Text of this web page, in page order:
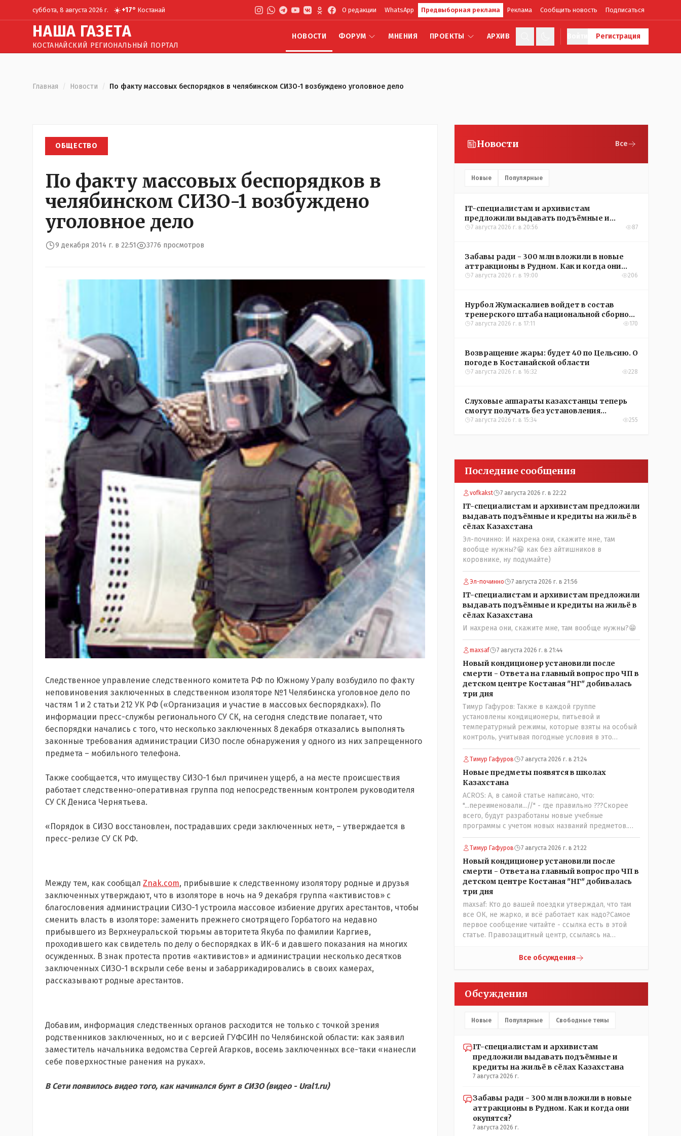
суббота, 8 августа 2026 г. ☀️+17° Костанай О редакции WhatsApp Предвыборная реклама Реклама Сообщить новость Подписаться
НАША ГАЗЕТА
КОСТАНАЙСКИЙ РЕГИОНАЛЬНЫЙ ПОРТАЛ
НОВОСТИ ФОРУМ МНЕНИЯ ПРОЕКТЫ АРХИВ Регистрация
Главная / Новости / По факту массовых беспорядков в челябинском СИЗО-1 возбуждено уголовное дело
ОБЩЕСТВО
По факту массовых беспорядков в
челябинском СИЗО-1 возбуждено
уголовное дело
9 декабря 2014 г. в 22:51 3776 просмотров
Следственное управление следственного комитета РФ по Южному Уралу возбудило по факту
неповиновения заключенных в следственном изоляторе №1 Челябинска уголовное дело по
частям 1 и 2 статьи 212 УК РФ («Организация и участие в массовых беспорядках»). По
информации пресс-службы регионального СУ СК, на сегодня следствие полагает, что
беспорядки начались с того, что несколько заключенных 8 декабря отказались выполнять
законные требования администрации СИЗО после обнаружения у одного из них запрещенного
предмета – мобильного телефона.
Также сообщается, что имуществу СИЗО-1 был причинен ущерб, а на месте происшествия
работает следственно-оперативная группа под непосредственным контролем руководителя
СУ СК Дениса Чернятьева.
«Порядок в СИЗО восстановлен, пострадавших среди заключенных нет», – утверждается в
пресс-релизе СУ СК РФ.
Между тем, как сообщал Znak.com, прибывшие к следственному изолятору родные и друзья
заключенных утверждают, что в изоляторе в ночь на 9 декабря группа «активистов» с
благословения администрации СИЗО-1 устроила массовое избиение других арестантов, чтобы
сменить власть в изоляторе: заменить прежнего смотрящего Горбатого на недавно
прибывшего из Верхнеуральской тюрьмы авторитета Якуба по фамилии Каргиев,
проходившего как свидетель по делу о беспорядках в ИК-6 и давшего показания на многих
осужденных. В знак протеста против «активистов» и администрации несколько десятков
заключенных СИЗО-1 вскрыли себе вены и забаррикадировались в своих камерах,
рассказывают родные арестантов.
Добавим, информация следственных органов расходится не только с точкой зрения
родственников заключенных, но и с версией ГУФСИН по Челябинской области: как заявил
заместитель начальника ведомства Сергей Агарков, восемь заключенных все-таки «нанесли
себе поверхностные ранения на руках».
В Сети появилось видео того, как начинался бунт в СИЗО (видео - Ural1.ru)
Новости Все
Новые Популярные
IT-специалистам и архивистам
предложили выдавать подъёмные и
кредиты на жильё в сёлах Казахстана
7 августа 2026 г. в 20:56 87
Забавы ради - 300 млн вложили в новые
аттракционы в Рудном. Как и когда они
окупятся?
7 августа 2026 г. в 19:00 206
Нурбол Жумаскалиев войдет в состав
тренерского штаба национальной сборной
Казахстана по футболу
7 августа 2026 г. в 17:11 170
Возвращение жары: будет 40 по Цельсию. О
погоде в Костанайской области
7 августа 2026 г. в 16:32 228
Слуховые аппараты казахстанцы теперь
смогут получать без установления
инвалидности
7 августа 2026 г. в 15:34 255
Последние сообщения
vofkakst 7 августа 2026 г. в 22:22
IT-специалистам и архивистам предложили
выдавать подъёмные и кредиты на жильё в
сёлах Казахстана
Эл-починно: И нахрена они, скажите мне, там
вообще нужны?😁 как без айтишников в
коровнике, ну подумайте)
Эл-починно 7 августа 2026 г. в 21:56
IT-специалистам и архивистам предложили
выдавать подъёмные и кредиты на жильё в
сёлах Казахстана
И нахрена они, скажите мне, там вообще нужны?😁
maxsaf 7 августа 2026 г. в 21:44
Новый кондиционер установили после
смерти - Ответа на главный вопрос про ЧП в
детском центре Костаная "НГ" добивалась
три дня
Тимур Гафуров: Также в каждой группе
установлены кондиционеры, питьевой и
температурный режимы, которые взяты на особый
контроль, учитывая погодные условия в это
лето.Мы решили. что это - противоречие. Вы
считаете иначе?Ну тут противоречия нет. Этот
трагедии, то есть 29 июля, когда спешно
установили и воду, и новые кондиционеры, и
впервые поставили температурный режим на
контроль. То есть первая часть - информация до
трагедии, вторая часть - информация после
трагедии, когда все уже было исправлено.
Тимур Гафуров 7 августа 2026 г. в 21:24
Новые предметы появятся в школах
Казахстана
ACROS: А, в самой статье написано, что:
"...переименовали...//" - где правильно ???Скорее
всего, будут разработаны новые учебные
программы с учетом новых названий предметов.
Так что предметы - новые. Хоть и
переименованные)
Тимур Гафуров 7 августа 2026 г. в 21:22
Новый кондиционер установили после
смерти - Ответа на главный вопрос про ЧП в
детском центре Костаная "НГ" добивалась
три дня
maxsaf: Кто до вашей поездки утверждал, что там
все ОК, не жарко, и всё работает как надо?Самое
первое сообщение читайте - ссылка есть в этой
статье. Правозащитный центр, ссылаясь на
чате, которые прислали ему в виде
времени их установили только в помещениях,
предназначенных для административно-
управленческого персонала. И Также в каждой
группе установлены кондиционеры, питьевой и
контроль, учитывая погодные условия в это лето.
Мы решили. что это - противоречие. Вы считаете
иначе?
Все обсуждения
Обсуждения
Новые Популярные Свободные темы
IT-специалистам и архивистам
предложили выдавать подъёмные и
кредиты на жильё в сёлах Казахстана
7 августа 2026 г.
Забавы ради - 300 млн вложили в новые
аттракционы в Рудном. Как и когда они
окупятся?
7 августа 2026 г.